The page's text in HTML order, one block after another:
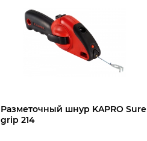
Разметочный шнур KAPRO Sure
grip 214